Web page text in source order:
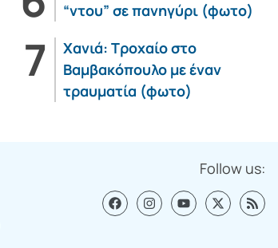
“ντου” σε πανηγύρι (φωτο)
Χανιά: Τροχαίο στο
Βαμβακόπουλο με έναν
τραυματία (φωτο)
Follow us: